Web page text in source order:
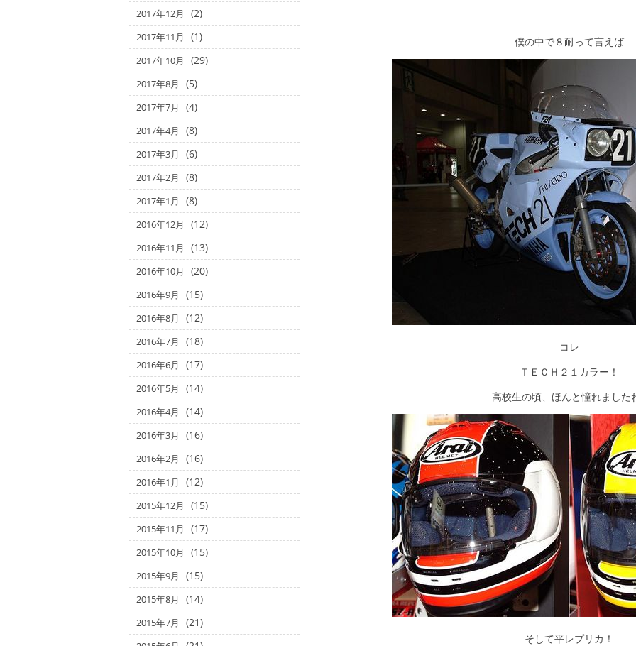
僕の中で８耐って言えば
コレ
ＴＥＣＨ２１カラー！
高校生の頃、ほんと憧れました
そして平レプリカ！
2017年12月 (2)
2017年11月 (1)
2017年10月 (29)
2017年8月 (5)
2017年7月 (4)
2017年4月 (8)
2017年3月 (6)
2017年2月 (8)
2017年1月 (8)
2016年12月 (12)
2016年11月 (13)
2016年10月 (20)
2016年9月 (15)
2016年8月 (12)
2016年7月 (18)
2016年6月 (17)
2016年5月 (14)
2016年4月 (14)
2016年3月 (16)
2016年2月 (16)
2016年1月 (12)
2015年12月 (15)
2015年11月 (17)
2015年10月 (15)
2015年9月 (15)
2015年8月 (14)
2015年7月 (21)